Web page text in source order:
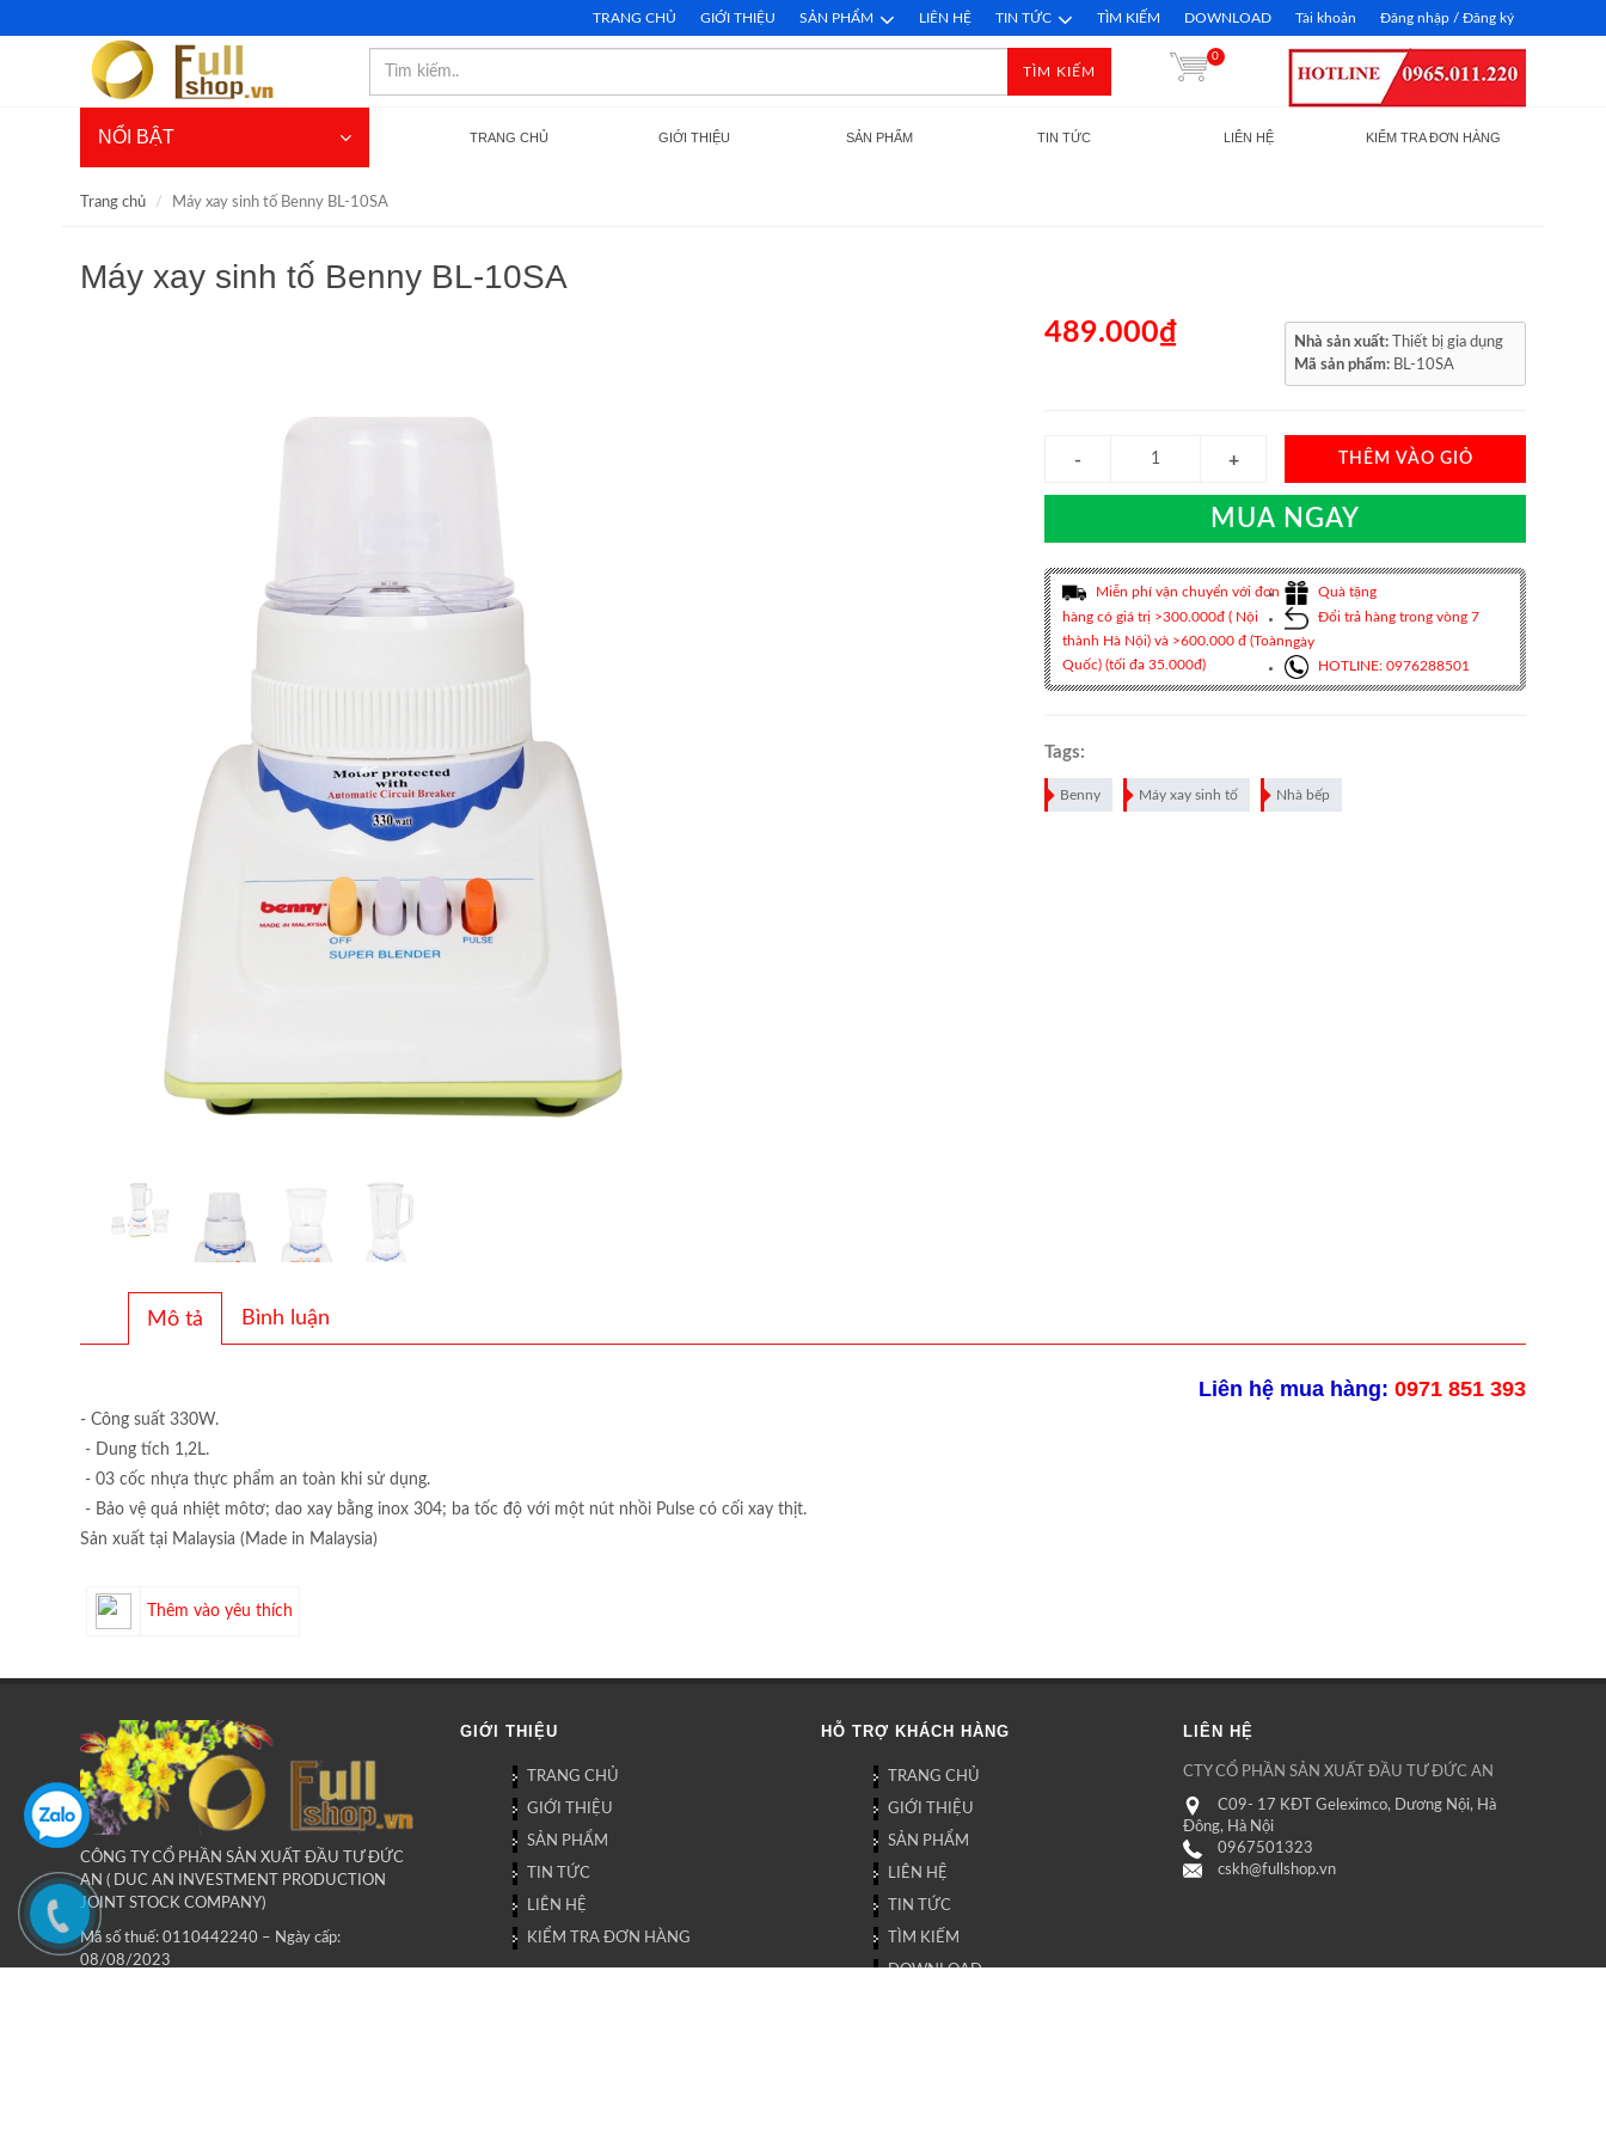
TRANG CHỦ GIỚI THIỆU SẢN PHẨM LIÊN HỆ TIN TỨC TÌM KIẾM DOWNLOAD Tài khoản Đăng nhập / Đăng ký
TÌM KIẾM
0
NỔI BẬT TRANG CHỦ GIỚI THIỆU SẢN PHẨM TIN TỨC LIÊN HỆ KIỂM TRA ĐƠN HÀNG
Trang chủ Máy xay sinh tố Benny BL-10SA
Máy xay sinh tố Benny BL-10SA
489.000₫ Nhà sản xuất:
Thiết bị gia dụng
Mã sản phẩm: BL-10SA
THÊM VÀO GIỎ
MUA NGAY
Miễn phí vận chuyển với đơn
hàng có giá trị >300.000đ ( Nội
thành Hà Nội) và >600.000 đ (Toàn
Quốc) (tối đa 35.000đ)
Quà tặng
Đổi trả hàng trong vòng 7
ngày
HOTLINE: 0976288501
Tags:
Benny Máy xay sinh tố Nhà bếp
Mô tả Bình luận
Liên hệ mua hàng: 0971 851 393
- Công suất 330W.
- Dung tích 1,2L.
- 03 cốc nhựa thực phẩm an toàn khi sử dụng.
- Bảo vệ quá nhiệt môtơ; dao xay bằng inox 304; ba tốc độ với một nút nhồi Pulse có cối xay thịt.
Sản xuất tại Malaysia (Made in Malaysia)
Thêm vào yêu thích
CÔNG TY CỔ PHẦN SẢN XUẤT ĐẦU TƯ ĐỨC
AN ( DUC AN INVESTMENT PRODUCTION
JOINT STOCK COMPANY)
Mã số thuế: 0110442240 – Ngày cấp:
08/08/2023
GIỚI THIỆU
TRANG CHỦ
GIỚI THIỆU
SẢN PHẨM
TIN TỨC
LIÊN HỆ
KIỂM TRA ĐƠN HÀNG
HỖ TRỢ KHÁCH HÀNG
TRANG CHỦ
GIỚI THIỆU
SẢN PHẨM
LIÊN HỆ
TIN TỨC
TÌM KIẾM
DOWNLOAD
LIÊN HỆ
CTY CỔ PHẦN SẢN XUẤT ĐẦU TƯ ĐỨC AN
C09- 17 KĐT Geleximco, Dương Nội, Hà
Đông, Hà Nội
0967501323
cskh@fullshop.vn